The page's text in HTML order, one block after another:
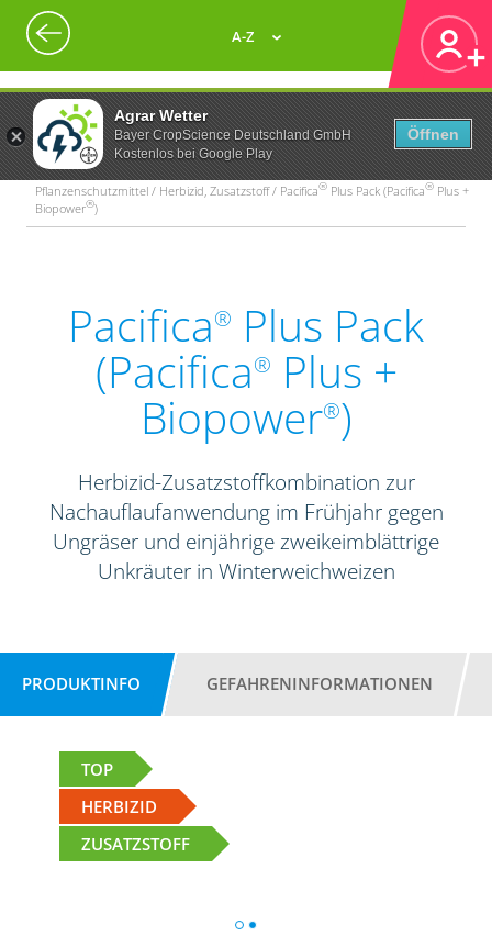
Agrar Wetter
Bayer CropScience Deutschland GmbH
Kostenlos bei Google Play
Öffnen
A-Z
Pflanzenschutzmittel / Herbizid, Zusatzstoff / Pacifica® Plus Pack (Pacifica® Plus +
Biopower®)
Pacifica® Plus Pack
(Pacifica® Plus +
Biopower®)
Herbizid-Zusatzstoffkombination zur
Nachauflaufanwendung im Frühjahr gegen
Ungräser und einjährige zweikeimblättrige
Unkräuter in Winterweichweizen
PRODUKTINFO GEFAHRENINFORMATIONEN
TOP
HERBIZID
ZUSATZSTOFF